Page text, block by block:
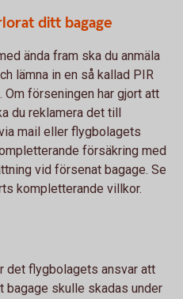
ditt bagage
ända fram ska du anmäla
lämna in en så kallad PIR
förseningen har gjort att
du reklamera det till
mail eller flygbolagets
försäkring med
vid försenat bagage. Se
kompletterande villkor.
det flygbolagets ansvar att
bagage skulle skadas under